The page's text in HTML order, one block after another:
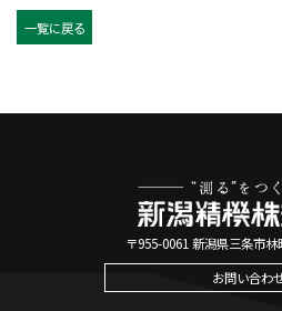
一覧に戻る
〒955-0061 新潟県三条市
お問い合わ